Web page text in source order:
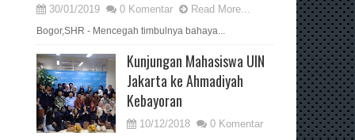
30/01/2019 0 Komentar Read More...
Bogor,SHR - Mencegah timbulnya bahaya...
Kunjungan Mahasiswa UIN
Jakarta ke Ahmadiyah
Kebayoran
10/12/2018 0 Komentar